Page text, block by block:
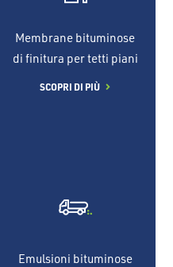
Membrane bituminose
di finitura per tetti piani
SCOPRI DI PIÙ
Emulsioni bituminose